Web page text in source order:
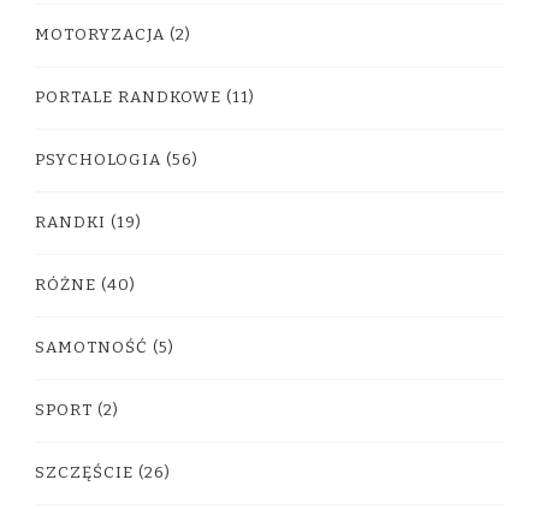
MOTORYZACJA (2)
PORTALE RANDKOWE (11)
PSYCHOLOGIA (56)
RANDKI (19)
RÓŻNE (40)
SAMOTNOŚĆ (5)
SPORT (2)
SZCZĘŚCIE (26)